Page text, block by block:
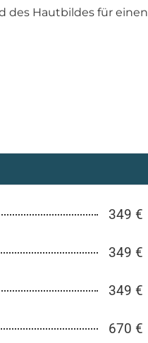
des Hautbildes für einen
349 €
349 €
349 €
670 €